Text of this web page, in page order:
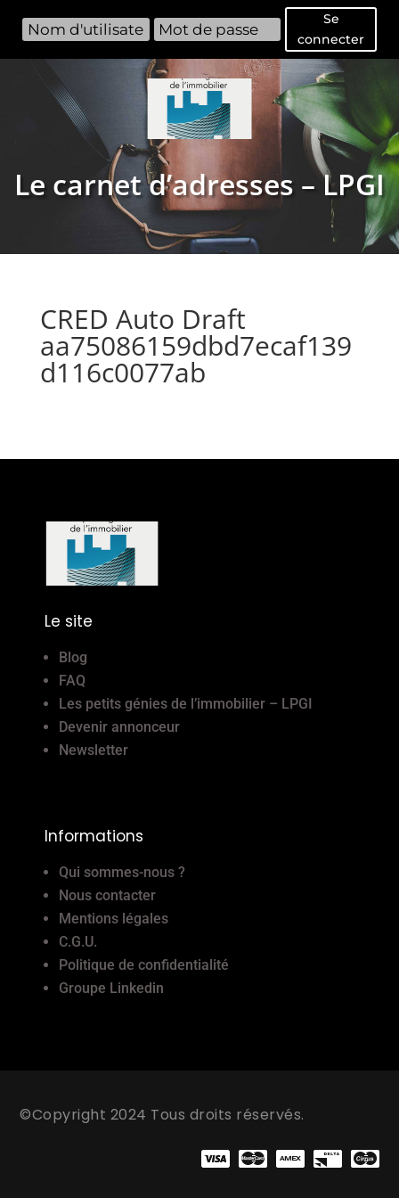
Se
connecter
Le carnet d’adresses – LPGI
CRED Auto Draft
aa75086159dbd7ecaf139
d116c0077ab
Le site
Blog
FAQ
Les petits génies de l’immobilier – LPGI
Devenir annonceur
Newsletter
Informations
Qui sommes-nous ?
Nous contacter
Mentions légales
C.G.U.
Politique de confidentialité
Groupe Linkedin
©Copyright 2024 Tous droits réservés.